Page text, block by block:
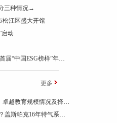
三种情况→
松江区盛大开馆
启动
以负责任的榜样 引领可持续的未来 首届“中国ESG榜样”年度盛典成功举办
更多
广州高考复读机构推荐行业白皮书：卓越教育规模情况及择校参考
​2026年阀门分配箱VMB厂家怎么选？盖斯帕克16年特气系统一站式配套